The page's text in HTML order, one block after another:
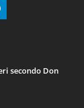
secondo Don